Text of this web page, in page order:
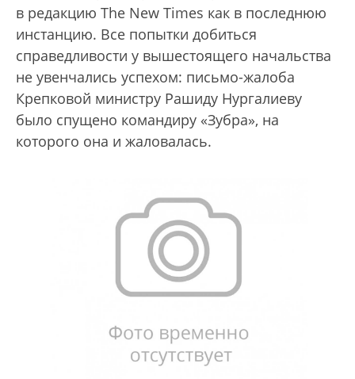
в редакцию The New Times как в последнюю
инстанцию. Все попытки добиться
справедливости у вышестоящего начальства
не увенчались успехом: письмо-жалоба
Крепковой министру Рашиду Нургалиеву
было спущено командиру «Зубра», на
которого она и жаловалась.